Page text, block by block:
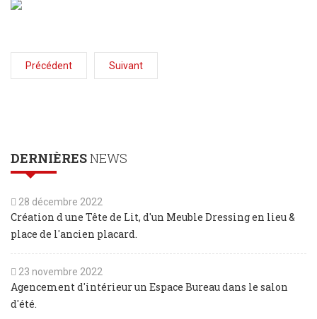
Précédent Suivant
DERNIÈRESNEWS
28 décembre 2022
Création d une Tête de Lit, d'un Meuble Dressing en lieu &
place de l'ancien placard.
23 novembre 2022
Agencement d'intérieur un Espace Bureau dans le salon
d'été.